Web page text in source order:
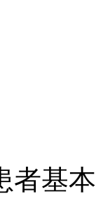
者基